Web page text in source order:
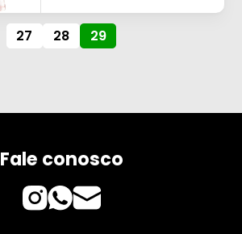
27 28 29
Fale conosco